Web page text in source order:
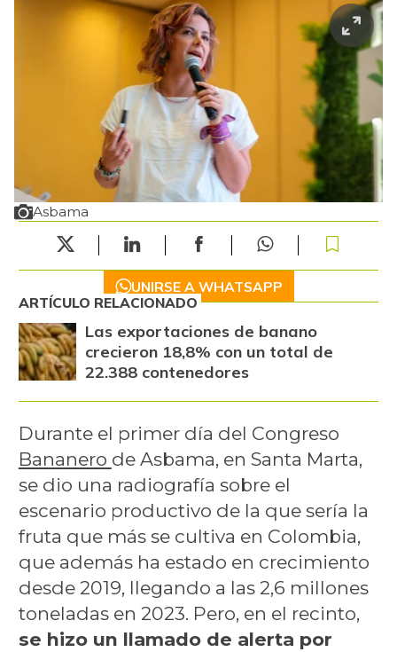
Asbama
UNIRSE A WHATSAPP
ARTÍCULO RELACIONADO
Las exportaciones de banano
crecieron 18,8% con un total de
22.388 contenedores
Durante el primer día del Congreso
Bananero de Asbama, en Santa Marta,
se dio una radiografía sobre el
escenario productivo de la que sería la
fruta que más se cultiva en Colombia,
que además ha estado en crecimiento
desde 2019, llegando a las 2,6 millones
toneladas en 2023. Pero, en el recinto,
se hizo un llamado de alerta por